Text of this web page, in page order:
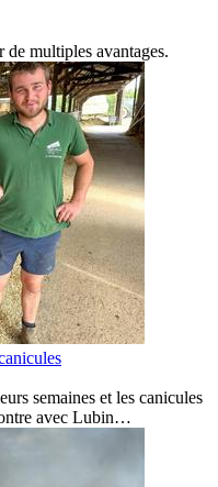
multiples avantages.
semaines et les canicules
avec Lubin…